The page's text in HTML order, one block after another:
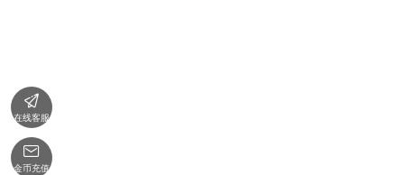

在线客服

金币充值